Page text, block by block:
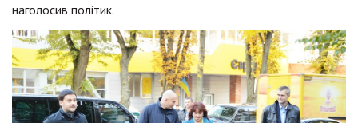
наголосив політик.